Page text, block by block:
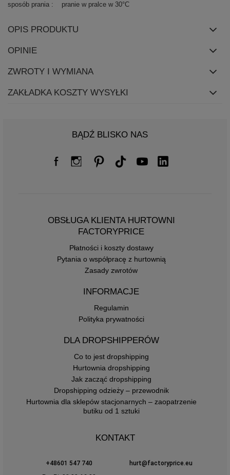
sposób prania pranie w pralce w 30°C
OPIS PRODUKTU
OPINIE
ZWROTY I WYMIANA
ZAKŁADKA KOSZTY WYSYŁKI
BĄDŹ BLISKO NAS
OBSŁUGA KLIENTA HURTOWNI
FACTORYPRICE
Płatności i koszty dostawy
Pytania o współpracę z hurtownią
Zasady zwrotów
INFORMACJE
Regulamin
Polityka prywatności
DLA DROPSHIPPERÓW
Co to jest dropshipping
Hurtownia dropshipping
Jak zacząć dropshipping
Dropshipping odzieży – przewodnik
Hurtownia dla sklepów stacjonarnych – zaopatrzenie
butiku od 1 sztuki
KONTAKT
+48601 547 740
hurt@factoryprice.eu